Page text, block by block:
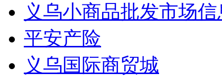
义乌小商品批发市场
平安产险
义乌国际商贸城